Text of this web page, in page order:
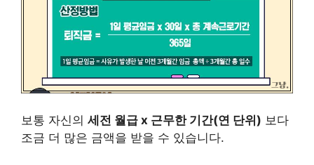
보통 자신의 세전 월급 x 근무한 기간(연 단위) 보다
조금 더 많은 금액을 받을 수 있습니다.